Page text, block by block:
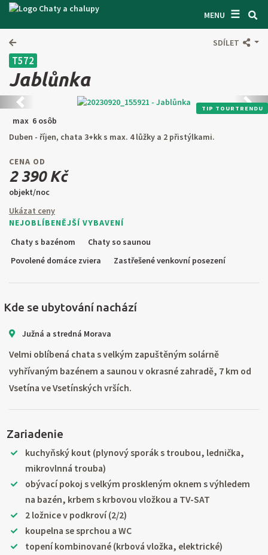
MENU ☰
VYHĽADÁVAČ CHÁT
INFORMÁCIE O POBYTE
KONTAKTY
VSTUP PRO MAJITELE
HĽADAŤ NA WEBE
CZ SK EN
PL
SDÍLET
T572
Jablůnka
Predchádzajúca TIP TOURTRENDU
max 6 osôb
Duben - říjen, chata 3+kk s max. 4 lůžky a 2 přistýlkami.
CENA OD
2 390 Kč
objekt/noc
Ukázat ceny
NEJOBLÍBENĚJŠÍ VYBAVENÍ
Chaty s bazénom
Chaty so saunou
Povolené domáce zviera
Zastřešené venkovní posezení
Kde se ubytování nachází
Južná a stredná Morava
Velmi oblíbená chata s velkým zapuštěným solárně
vyhřívaným bazénem a saunou v okrasné zahradě, 7 km od
Vsetína ve Vsetínských vrších.
Zariadenie
kuchyňský kout (plynový sporák s troubou, lednička,
mikrovlnná trouba)
obývací pokoj s velkým proskleným oknem s výhledem
na bazén, krbem s krbovou vložkou a TV-SAT
2 ložnice v podkroví (2/2)
koupelna se sprchou a WC
topení kombinované (krbová vložka, elektrické)